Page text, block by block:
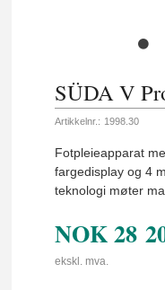
SÜDA V
Artikkelnr.: 1998.30
Fotpleieapparat
fargedisplay og 4
teknologi møter
NOK28
ekskl. mva.